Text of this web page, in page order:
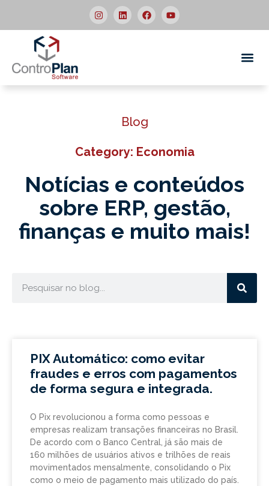
Blog
Category: Economia
Notícias e conteúdos
sobre ERP, gestão,
finanças e muito mais!
PIX Automático: como evitar
fraudes e erros com pagamentos
de forma segura e integrada.
O Pix revolucionou a forma como pessoas e
empresas realizam transações financeiras no Brasil.
De acordo com o Banco Central, já são mais de
160 milhões de usuários ativos e trilhões de reais
movimentados mensalmente, consolidando o Pix
como o meio de pagamento mais utilizado do país.